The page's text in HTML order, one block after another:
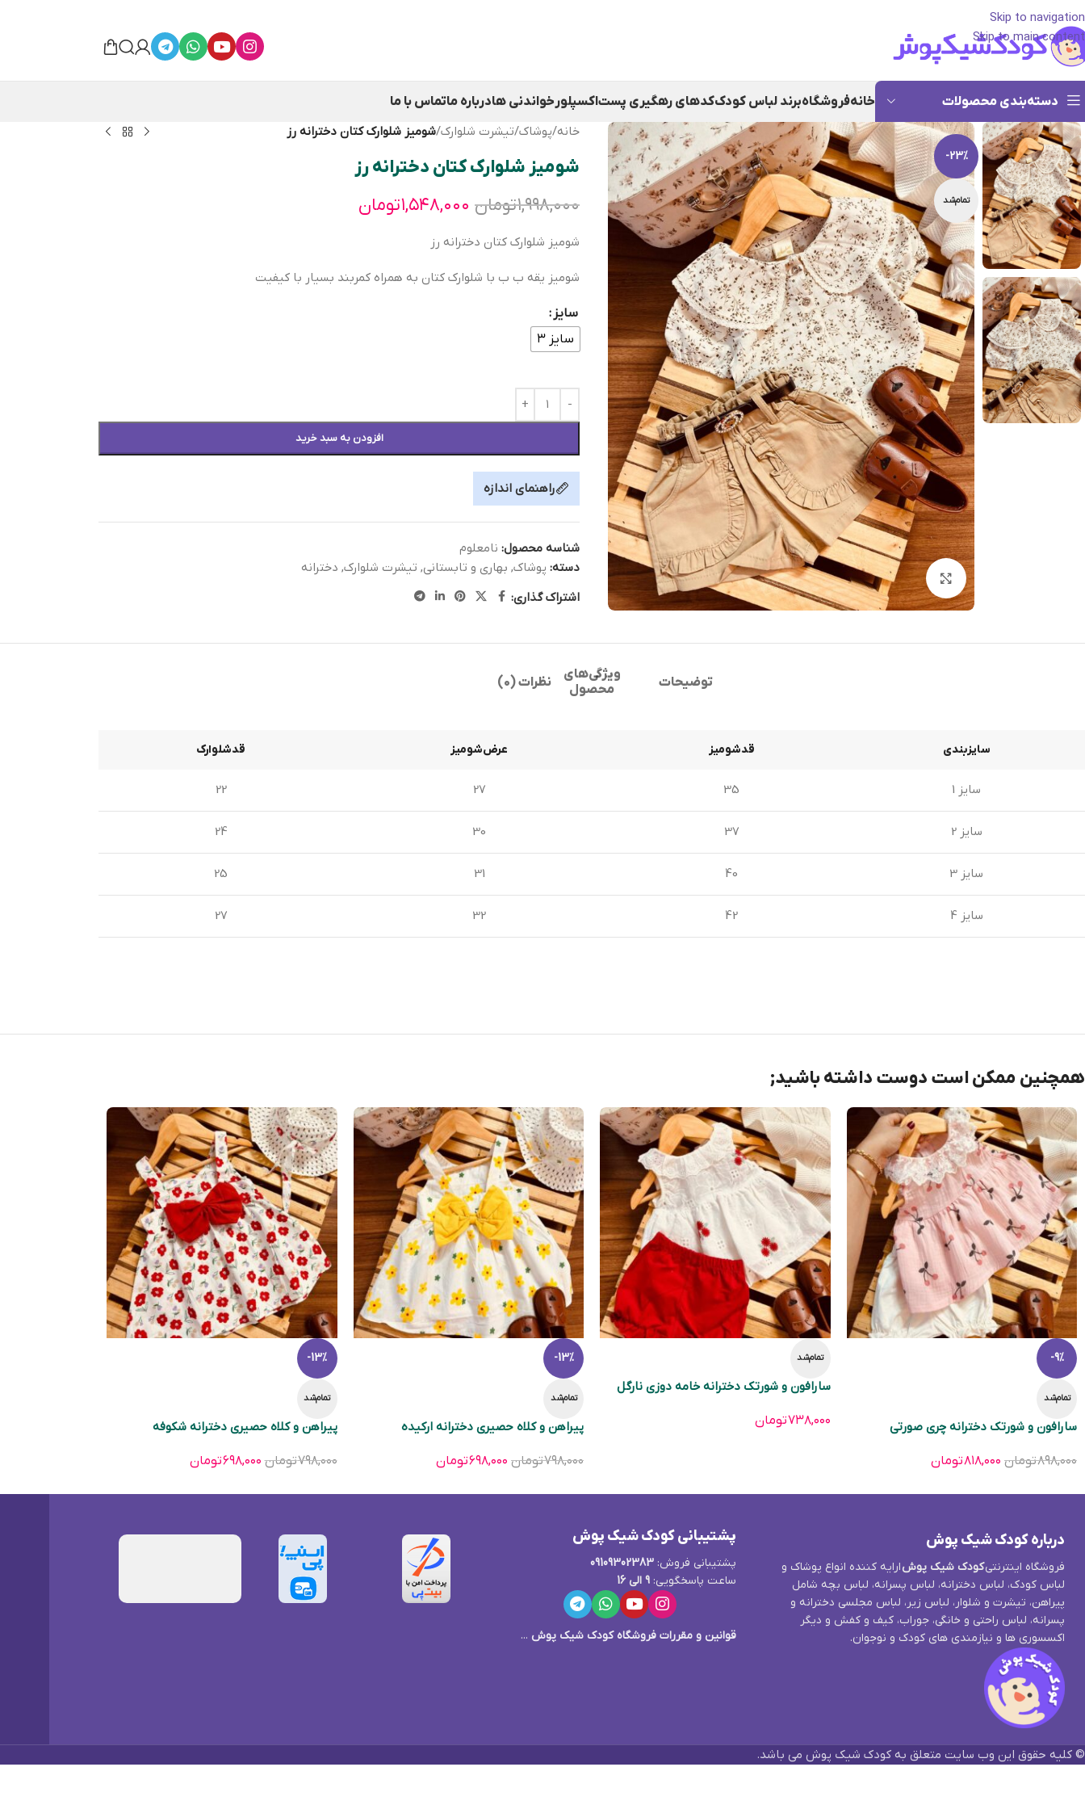
Skip to navigation
Skip to main content
دسته‌بندی محصولات خانهفروشگاهبرند لباس کودککدهای رهگیری پستاکسپلورخواندنی هادرباره ماتماس با ما
-23%
تمام‌شد
بزرگنمایی تصویر
خانه/پوشاک/تیشرت شلوارک/شومیز شلوارک کتان دخترانه رز
شومیز شلوارک کتان دخترانه رز
۱,۹۹۸,۰۰۰تومان ۱,۵۴۸,۰۰۰تومان
شومیز شلوارک کتان دخترانه رز
شومیز یقه ب ب با شلوارک کتان به همراه کمربند بسیار با کیفیت
سایز
سایز ۳
افزودن به سبد خرید
راهنمای اندازه
شناسه محصول: نامعلوم
دسته: پوشاک, بهاری و تابستانی, تیشرت شلوارک, دخترانه
اشتراک گذاری:
توضیحات
ویژگی‌های
محصول
نظرات (0)
سایزبندی قدشومیز عرض‌شومیز قدشلوارک
سایز 1 35
27
22
سایز 2 37
30
24
سایز 3 40
31
25
سایز 4 42
32
27
همچنین ممکن است دوست داشته باشید;
-9%
تمام‌شد
سارافون و شورتک دخترانه چری صورتی
۸۹۸,۰۰۰تومان ۸۱۸,۰۰۰تومان
تمام‌شد
سارافون و شورتک دخترانه خامه دوزی نارگل
۷۳۸,۰۰۰تومان
-13%
تمام‌شد
پیراهن و کلاه حصیری دخترانه ارکیده
۷۹۸,۰۰۰تومان ۶۹۸,۰۰۰تومان
-13%
تمام‌شد
پیراهن و کلاه حصیری دخترانه شکوفه
۷۹۸,۰۰۰تومان ۶۹۸,۰۰۰تومان
درباره کودک شیک پوش
فروشگاه اینترنتیکودک شیک پوشارایه کننده انواع پوشاک و
لباس کودک، لباس دخترانه، لباس پسرانه، لباس بچه شامل
پیراهن، تیشرت و شلوار، لباس زیر، لباس مجلسی دخترانه و
پسرانه، لباس راحتی و خانگی، جوراب، کیف و کفش و دیگر
اکسسوری ها و نیازمندی های کودک و نوجوان.
پشتیبانی کودک شیک پوش
پشتیبانی فروش:09109302383
ساعت پاسخگویی:9 الی 16
قوانین و مقررات فروشگاه کودک شیک پوش ...
© کلیه حقوق این وب سایت متعلق به کودک شیک پوش می باشد.